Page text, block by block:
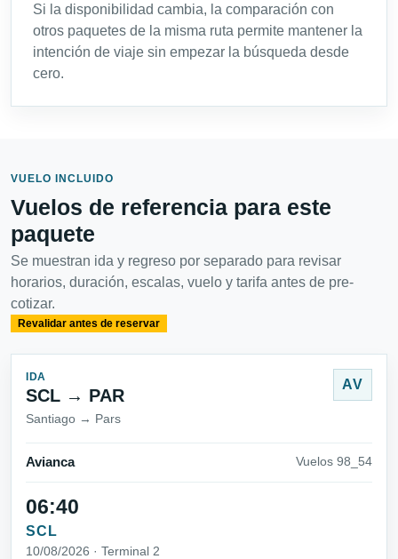
Si la disponibilidad cambia, la comparación con
otros paquetes de la misma ruta permite mantener la
intención de viaje sin empezar la búsqueda desde
cero.
VUELO INCLUIDO
Vuelos de referencia para este
paquete
Se muestran ida y regreso por separado para revisar
horarios, duración, escalas, vuelo y tarifa antes de pre-
cotizar.
Revalidar antes de reservar
IDA
SCL → PAR
Santiago → Pars
AV
Avianca Vuelos 98_54
06:40
SCL
10/08/2026 · Terminal 2